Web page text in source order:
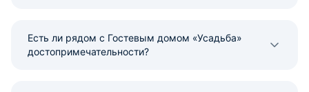
Есть ли рядом с Гостевым домом «Усадьба»
достопримечательности?